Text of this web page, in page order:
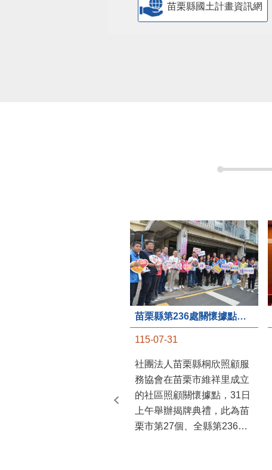
苗栗縣國土計畫資訊網
苗栗縣第236處關懷據點在苗栗市維祥里揭牌
115-07-31
社團法人苗栗縣桐欣照顧服
務協會在苗栗市維祥里成立
的社區照顧關懷據點，31日
上午舉辦揭牌典禮，此為苗
栗市第27個、全縣第236處